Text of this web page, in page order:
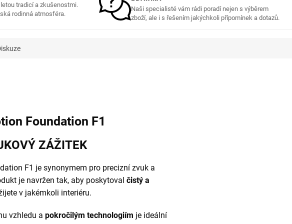
tradicí a zkušenostmi.
rodinná atmosféra.
Naši specialisté vám rádi poradí nejen s výběrem
zboží, ale i s řešením jakýchkoli přípomínek a dotazů.
Foundation F1
ZÁŽITEK
F1 je synonymem pro precizní zvuk a
je navržen tak, aby poskytoval čistý a
v jakémkoli interiéru.
vzhledu a pokročilým technologiím je ideální